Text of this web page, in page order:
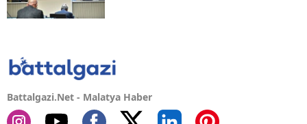
Battalgazi.Net - Malatya Haber